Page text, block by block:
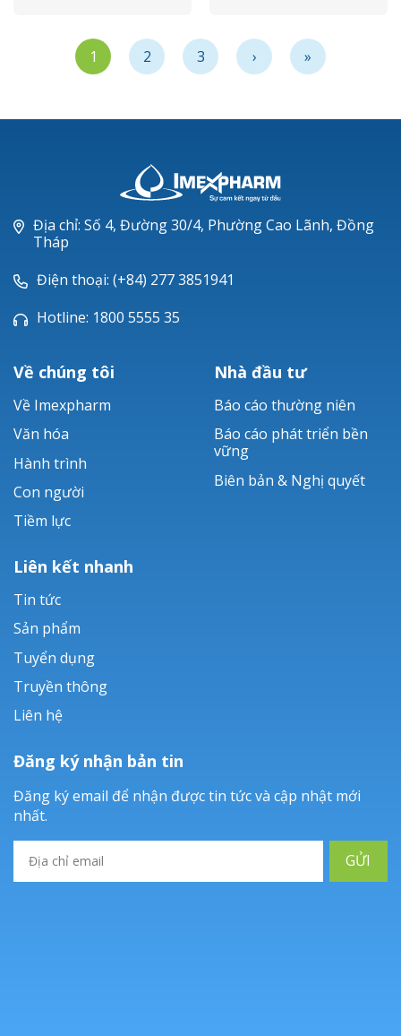
1
2 3 › »
Địa chỉ: Số 4, Đường 30/4, Phường Cao Lãnh, Đồng
Tháp
Điện thoại: (+84) 277 3851941
Hotline: 1800 5555 35
Về chúng tôi
Về Imexpharm
Văn hóa
Hành trình
Con người
Tiềm lực
Nhà đầu tư
Báo cáo thường niên
Báo cáo phát triển bền
vững
Biên bản & Nghị quyết
Liên kết nhanh
Tin tức
Sản phẩm
Tuyển dụng
Truyền thông
Liên hệ
Đăng ký nhận bản tin
Đăng ký email để nhận được tin tức và cập nhật mới
nhất.
GỬI